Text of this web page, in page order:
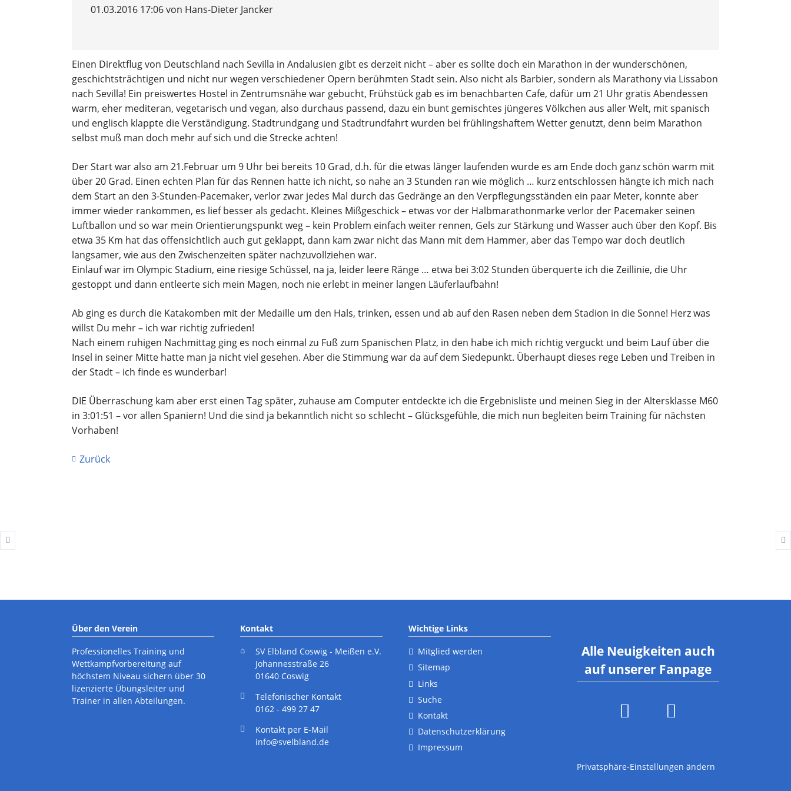
Ergebnisberichte
Trainingszeiten
Wettkampftermine
Ergebnisberichte
Termine
Ergebnisberichte
Teilnahmebedingungen
Trainingszeiten
01.03.2016 17:06von Hans-Dieter Jancker
Einen Direktflug von Deutschland nach Sevilla in Andalusien gibt es derzeit nicht – aber es sollte doch ein Marathon in der wunderschönen,
geschichtsträchtigen und nicht nur wegen verschiedener Opern berühmten Stadt sein. Also nicht als Barbier, sondern als Marathony via Lissabon
nach Sevilla! Ein preiswertes Hostel in Zentrumsnähe war gebucht, Frühstück gab es im benachbarten Cafe, dafür um 21 Uhr gratis Abendessen
warm, eher mediteran, vegetarisch und vegan, also durchaus passend, dazu ein bunt gemischtes jüngeres Völkchen aus aller Welt, mit spanisch
und englisch klappte die Verständigung. Stadtrundgang und Stadtrundfahrt wurden bei frühlingshaftem Wetter genutzt, denn beim Marathon
selbst muß man doch mehr auf sich und die Strecke achten!
Der Start war also am 21.Februar um 9 Uhr bei bereits 10 Grad, d.h. für die etwas länger laufenden wurde es am Ende doch ganz schön warm mit
über 20 Grad. Einen echten Plan für das Rennen hatte ich nicht, so nahe an 3 Stunden ran wie möglich … kurz entschlossen hängte ich mich nach
dem Start an den 3-Stunden-Pacemaker, verlor zwar jedes Mal durch das Gedränge an den Verpflegungsständen ein paar Meter, konnte aber
immer wieder rankommen, es lief besser als gedacht. Kleines Mißgeschick – etwas vor der Halbmarathonmarke verlor der Pacemaker seinen
Luftballon und so war mein Orientierungspunkt weg – kein Problem einfach weiter rennen, Gels zur Stärkung und Wasser auch über den Kopf. Bis
etwa 35 Km hat das offensichtlich auch gut geklappt, dann kam zwar nicht das Mann mit dem Hammer, aber das Tempo war doch deutlich
langsamer, wie aus den Zwischenzeiten später nachzuvollziehen war.
Einlauf war im Olympic Stadium, eine riesige Schüssel, na ja, leider leere Ränge … etwa bei 3:02 Stunden überquerte ich die Zeillinie, die Uhr
gestoppt und dann entleerte sich mein Magen, noch nie erlebt in meiner langen Läuferlaufbahn!
Ab ging es durch die Katakomben mit der Medaille um den Hals, trinken, essen und ab auf den Rasen neben dem Stadion in die Sonne! Herz was
willst Du mehr – ich war richtig zufrieden!
Nach einem ruhigen Nachmittag ging es noch einmal zu Fuß zum Spanischen Platz, in den habe ich mich richtig verguckt und beim Lauf über die
Insel in seiner Mitte hatte man ja nicht viel gesehen. Aber die Stimmung war da auf dem Siedepunkt. Überhaupt dieses rege Leben und Treiben in
der Stadt – ich finde es wunderbar!
DIE Überraschung kam aber erst einen Tag später, zuhause am Computer entdeckte ich die Ergebnisliste und meinen Sieg in der Altersklasse M60
in 3:01:51 – vor allen Spaniern! Und die sind ja bekanntlich nicht so schlecht – Glücksgefühle, die mich nun begleiten beim Training für nächsten
Vorhaben!
Zurück
Über den Verein
Professionelles Training und
Wettkampfvorbereitung auf
höchstem Niveau sichern über 30
lizenzierte Übungsleiter und
Trainer in allen Abteilungen.
Kontakt
SV Elbland Coswig - Meißen e.V.
Johannesstraße 26
01640 Coswig
Telefonischer Kontakt
0162 - 499 27 47
Kontakt per E-Mail
info@svelbland.de
Wichtige Links
Mitglied werden
Sitemap
Links
Suche
Kontakt
Datenschutzerklärung
Impressum
Alle Neuigkeiten auch
auf unserer Fanpage
Instagram
Privatsphäre-Einstellungen ändern